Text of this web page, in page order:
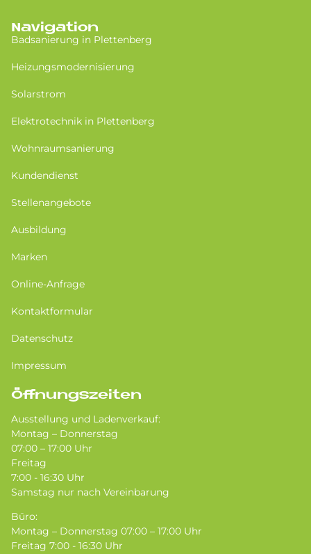
Navigation
Badsanierung in Plettenberg
Heizungsmodernisierung
Solarstrom
Elektrotechnik in Plettenberg
Wohnraumsanierung
Kundendienst
Stellenangebote
Ausbildung
Marken
Online-Anfrage
Kontaktformular
Datenschutz
Impressum
Öffnungszeiten
Ausstellung und Ladenverkauf:
Montag – Donnerstag
07:00 – 17:00 Uhr
Freitag
7:00 - 16:30 Uhr
Samstag nur nach Vereinbarung
Büro:
Montag – Donnerstag 07:00 – 17:00 Uhr
Freitag 7:00 - 16:30 Uhr